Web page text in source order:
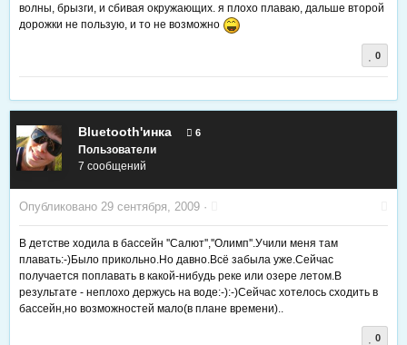
волны, брызги, и сбивая окружающих. я плохо плаваю, дальше второй
дорожки не пользую, и то не возможно
0
Bluetooth'инка 6
Пользователи
7 сообщений
Опубликовано 29 сентября, 2009 ·
В детстве ходила в бассейн ''Салют'',''Олимп''.Учили меня там
плавать:-)Было прикольно.Но давно.Всё забыла уже.Сейчас
получается поплавать в какой-нибудь реке или озере летом.В
результате - неплохо держусь на воде:-):-)Сейчас хотелось сходить в
бассейн,но возможностей мало(в плане времени)..
0